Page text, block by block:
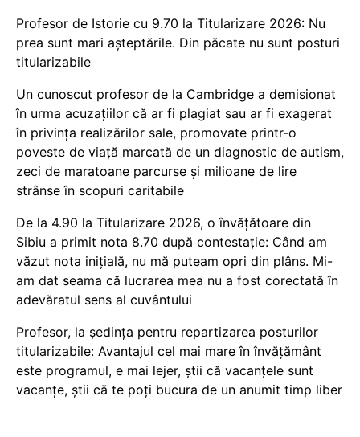
Profesor de Istorie cu 9.70 la Titularizare 2026: Nu
prea sunt mari așteptările. Din păcate nu sunt posturi
titularizabile
Un cunoscut profesor de la Cambridge a demisionat
în urma acuzațiilor că ar fi plagiat sau ar fi exagerat
în privința realizărilor sale, promovate printr-o
poveste de viață marcată de un diagnostic de autism,
zeci de maratoane parcurse și milioane de lire
strânse în scopuri caritabile
De la 4.90 la Titularizare 2026, o învățătoare din
Sibiu a primit nota 8.70 după contestație: Când am
văzut nota inițială, nu mă puteam opri din plâns. Mi-
am dat seama că lucrarea mea nu a fost corectată în
adevăratul sens al cuvântului
Profesor, la ședința pentru repartizarea posturilor
titularizabile: Avantajul cel mai mare în învățământ
este programul, e mai lejer, știi că vacanțele sunt
vacanţe, știi că te poți bucura de un anumit timp liber